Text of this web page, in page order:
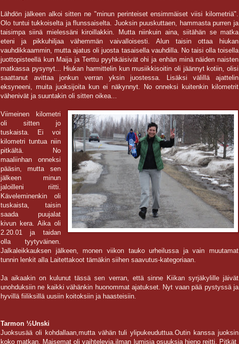
Lähdön jälkeen alkoi sitten ne "minun perinteiset ensimmäiset viisi kilometriä".
Olo tuntui tukkoiselta ja flunssaiselta. Juoksin puuskuttaen, hammasta purren ja
taisimpa siinä mielessäni kiroillakkin. Mutta niinkuin aina, siitähän se matka
eteni ja pikkuhiljaa vähemmän vaivalloisesti. Alun taisin ottaa hiukan
vauhdikkaammin, mutta ajatus oli juosta tasaisella vauhdilla. No taisi olla toisella
juottopisteellä kun Maija ja Terttu pyyhkäisivät ohi ja enhän minä näiden naisten
matkassa pysynyt... Hiukan harmittelin kun musiikkisoitin oli jäännyt kotiin, olisi
saattanut avittaa jonkun verran yksin juostessa. Lisäksi välillä ajattelin
eksyneeni, muita juoksijoita kun ei näkynnyt. No onneksi kuitenkin kilometrit
vähenivät ja suuntakin oli sitten oikea...
Viimeinen kilometri
oli sitten jo
tuskaista. Ei voi
kilometri tuntua niin
pitkältä. No
maaliinhan onneksi
pääsin, mutta sen
jälkeen minun
jaloilleni riitti.
Käveleminenkin oli
tuskaista, taisin
saada puujalat
kivun kera. Aika oli
2.20.01 ja taidan
olla tyytyväinen.
Jalkaleikkauksen jälkeen, monen viikon tauko urheilussa ja vain muutamat
tunnin lenkit alla Laitettakoot tämäkin siihen saavutus-kategoriaan.
Ja aikaakin on kulunut tässä sen verran, että sinne Kiikan syrjäkylille jäivät
unohduksiin ne kaikki vähänkin huonommat ajatukset. Nyt vaan pää pystyssä ja
hyvillä fiiliksillä uusiin koitoksiin ja haasteisiin.
Tarmon ½Unski
Juoksusää oli kohdallaan,mutta vähän tuli ylipukeuduttua.Outin kanssa juoksin
koko matkan. Maisemat oli vaihtelevia,ilman lumisia osuuksia hieno reitti. Pitkät